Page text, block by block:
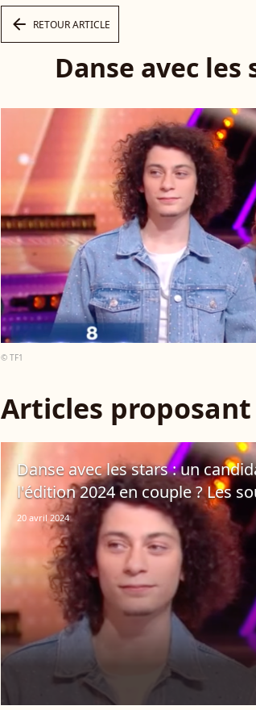
arrow_left RETOUR ARTICLE
Danse avec les
© TF1
Articles proposant
Danse avec les stars : un
l'édition 2024 en couple ? Les
20 avril 2024